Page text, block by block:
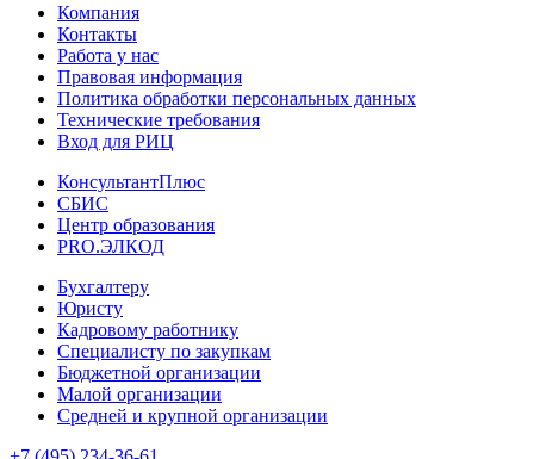
Компания
Контакты
Работа у нас
Правовая информация
Политика обработки персональных данных
Технические требования
Вход для РИЦ
КонсультантПлюс
СБИС
Центр образования
PRO.ЭЛКОД
Бухгалтеру
Юристу
Кадровому работнику
Специалисту по закупкам
Бюджетной организации
Малой организации
Средней и крупной организации